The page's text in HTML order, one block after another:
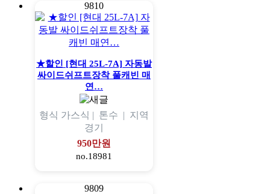
9810
★할인 [현대 25L-7A] 자동발
싸이드쉬프트장착 풀캐빈 매
연…
형식 가스식 | 톤수 | 지역
경기
950만원
no.18981
9809